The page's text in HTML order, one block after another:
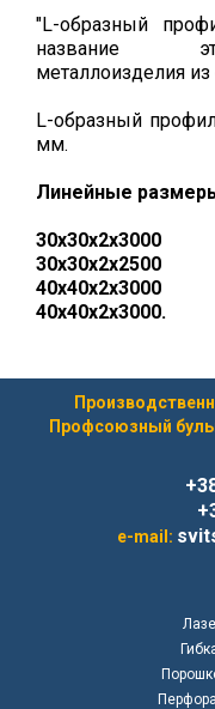
"L-образный
название
металлоизделия
L-образный
мм.
Линейные
30x30x2x3000
30х30х2х2500
40x40x2x3000
40х40х2х3000.
Профсоюзный
e-mail: